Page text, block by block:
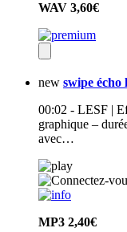
WAV 3,60€
new swipe écho
00:02 - LESF |
graphique –
avec…
MP3 2,40€